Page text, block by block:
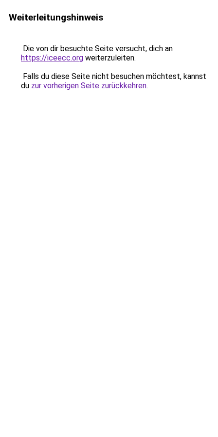
Weiterleitungshinweis
Die von dir besuchte Seite versucht, dich an
https://iceecc.org weiterzuleiten.
Falls du diese Seite nicht besuchen möchtest, kannst
du zur vorherigen Seite zurückkehren.